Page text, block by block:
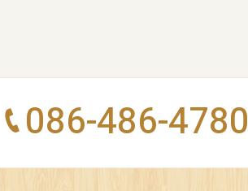
086-486-4780